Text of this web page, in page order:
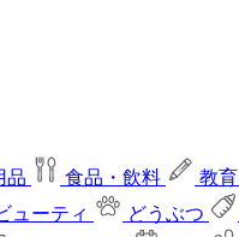
品 食品・飲料 教育
ューティ どうぶつ